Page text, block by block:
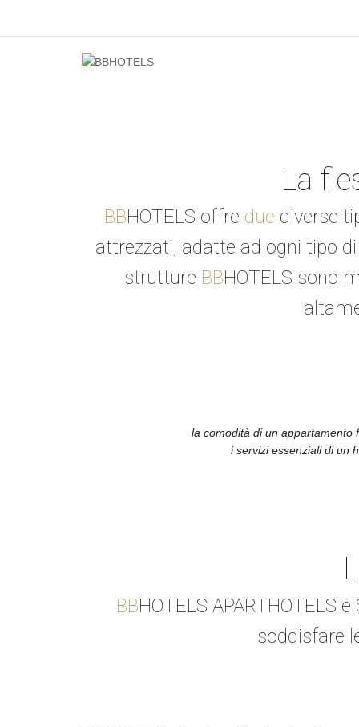
La
BBHOTELS offre due diverse
attrezzati, adatte ad ogni tipo
strutture BBHOTELS sono
la comodità di un appartamento
i servizi essenziali di un
BBHOTELS APARTHOTELS
soddisfare